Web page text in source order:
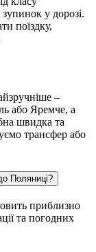
у дорозі.
поїздку,
–
або Яремче, а
швидка та
трансфер або
Поляниці?
приблизно
та погодних